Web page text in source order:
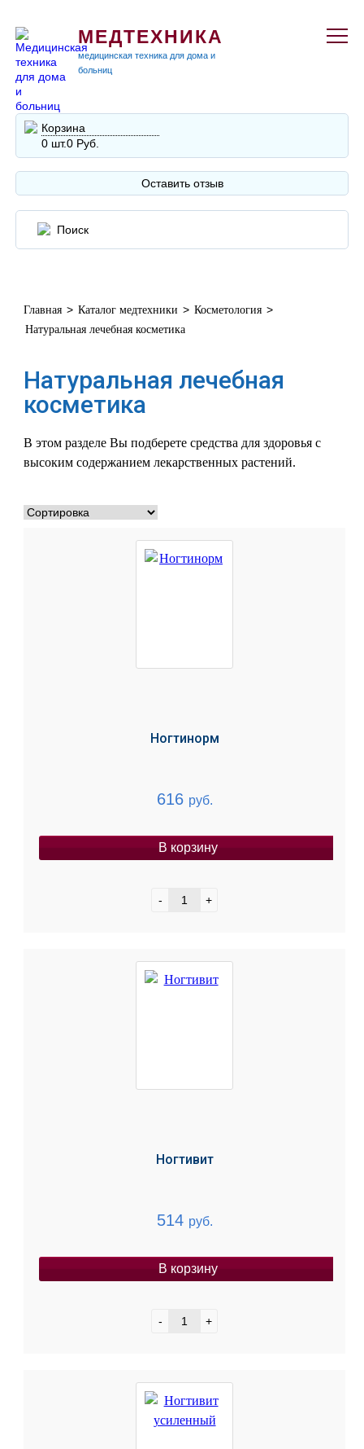
МЕДТЕХНИКА
медицинская техника для дома и
больниц
Корзина
0 шт.0 Руб.
Оставить отзыв
Главная > Каталог медтехники > Косметология >
Натуральная лечебная косметика
Натуральная лечебная
косметика
В этом разделе Вы подберете средства для здоровья с
высоким содержанием лекарственных растений.
Ногтинорм
616 руб.
В корзину
- +
Ногтивит
514 руб.
В корзину
- +